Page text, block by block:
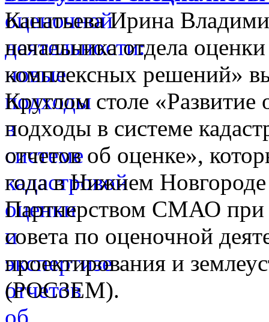
Канатьева Ирина
начальника отдела
комплексных решений»
Круглом столе
подходы в системе
отчетов об оценке»,
года в Нижнем
Партнерством СМАО при
совета по оценочной
проектирования и
(РОСЗЕМ).